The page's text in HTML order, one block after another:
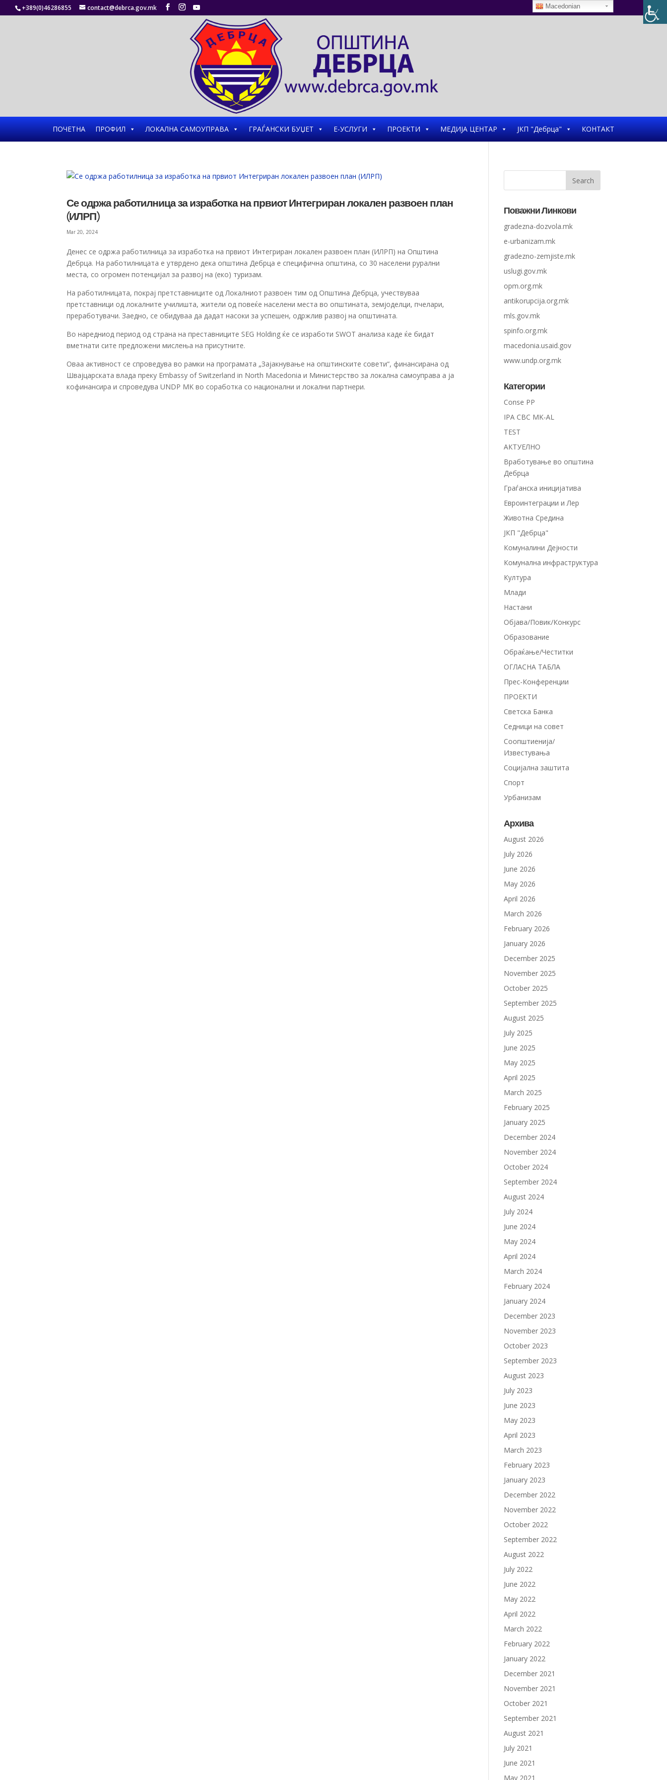
+389(0)46286855 contact@debrca.gov.mk
ПОЧЕТНА ПРОФИЛ ЛОКАЛНА САМОУПРАВА ГРАЃАНСКИ БУЏЕТ Е-УСЛУГИ ПРОЕКТИ МЕДИЈА ЦЕНТАР ЈКП "Дебрца" КОНТАКТ
Се одржа работилница за изработка на првиот Интегриран локален развоен план
(ИЛРП)
Mar 20, 2024
Денес се одржа работилница за изработка на првиот Интегриран локален развоен план (ИЛРП) на Општина
Дебрца. На работилницата е утврдено дека општина Дебрца е специфична општина, со 30 населени рурални
места, со огромен потенцијал за развој на (еко) туризам.
На работилницата, покрај претставниците од Локалниот развоен тим од Општина Дебрца, учествуваа
претставници од локалните училишта, жители од повеќе населени места во општината, земјоделци, пчелари,
преработувачи. Заедно, се обидуваа да дадат насоки за успешен, одржлив развој на општината.
Во наредниод период од странa на преставниците SEG Holding ќе се изработи SWOT анализа каде ќе бидат
вметнати сите предложени мислења на присутните.
Оваа активност се спроведува во рамки на програмата „Зајакнување на општинските совети“, финансирана од
Швајцарската влада преку Embassy of Switzerland in North Macedonia и Министерство за локална самоуправа а ја
кофинансира и спроведува UNDP MK во соработка со национални и локални партнери.
Поважни Линкови
gradezna-dozvola.mk
e-urbanizam.mk
gradezno-zemjiste.mk
uslugi.gov.mk
opm.org.mk
antikorupcija.org.mk
mls.gov.mk
spinfo.org.mk
macedonia.usaid.gov
www.undp.org.mk
Категории
Conse PP
IPA CBC MK-AL
TEST
АКТУЕЛНО
Вработување во општина
Дебрца
Граѓанска иницијатива
Евроинтеграции и Лер
Животна Средина
ЈКП "Дебрца"
Комуналини Дејности
Комунална инфраструктура
Култура
Млади
Настани
Објава/Повик/Конкурс
Образование
Обраќање/Честитки
ОГЛАСНА ТАБЛА
Прес-Конференции
ПРОЕКТИ
Светска Банка
Седници на совет
Соопштиенија/
Известувања
Социјална заштита
Спорт
Урбанизам
Архива
August 2026
July 2026
June 2026
May 2026
April 2026
March 2026
February 2026
January 2026
December 2025
November 2025
October 2025
September 2025
August 2025
July 2025
June 2025
May 2025
April 2025
March 2025
February 2025
January 2025
December 2024
November 2024
October 2024
September 2024
August 2024
July 2024
June 2024
May 2024
April 2024
March 2024
February 2024
January 2024
December 2023
November 2023
October 2023
September 2023
August 2023
July 2023
June 2023
May 2023
April 2023
March 2023
February 2023
January 2023
December 2022
November 2022
October 2022
September 2022
August 2022
July 2022
June 2022
May 2022
April 2022
March 2022
February 2022
January 2022
December 2021
November 2021
October 2021
September 2021
August 2021
July 2021
June 2021
May 2021
Macedonian